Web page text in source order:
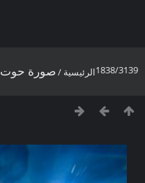
1838/3139الرئيسية /صورة حوت